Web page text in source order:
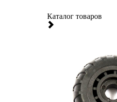
Каталог товаров